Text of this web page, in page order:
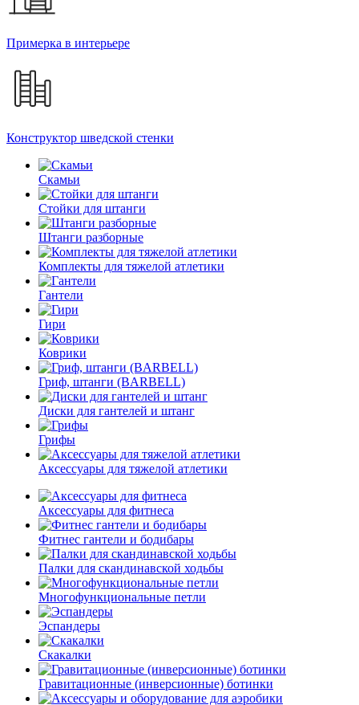
Примерка в интерьере
Конструктор шведской стенки
Скамьи
Стойки для штанги
Штанги разборные
Комплекты для тяжелой атлетики
Гантели
Гири
Коврики
Гриф, штанги (BARBELL)
Диски для гантелей и штанг
Грифы
Аксессуары для тяжелой атлетики
Аксессуары для фитнеса
Фитнес гантели и бодибары
Палки для скандинавской ходьбы
Многофункциональные петли
Эспандеры
Скакалки
Гравитационные (инверсионные) ботинки